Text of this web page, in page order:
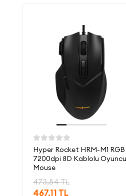
Hyper Rocket HRM-M1 RGB
7200dpi 8D Kablolu Oyuncu
Mouse
473,84 TL
467,11 TL